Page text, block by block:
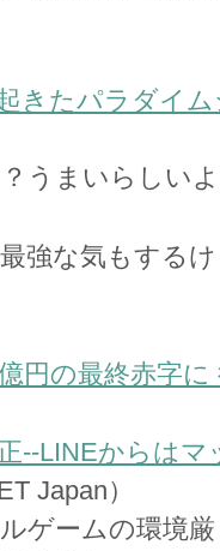
きたパラダイ
うまいらしい
強な気もする
円の最終赤字
--LINEからは
Japan）
ゲームの環境